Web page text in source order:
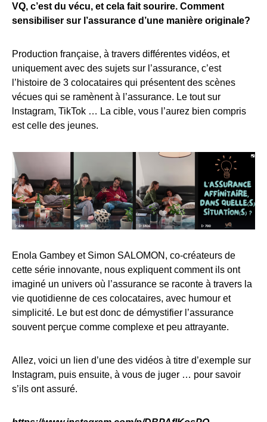
VQ, c’est du vécu, et cela fait sourire. Comment
sensibiliser sur l’assurance d’une manière originale?
Production française, à travers différentes vidéos, et
uniquement avec des sujets sur l’assurance, c’est
l’histoire de 3 colocataires qui présentent des scènes
vécues qui se ramènent à l’assurance. Le tout sur
lnstagram, TikTok … La cible, vous l’aurez bien compris
est celle des jeunes.
Enola Gambey et Simon SALOMON, co-créateurs de
cette série innovante, nous expliquent comment ils ont
imaginé un univers où l’assurance se raconte à travers la
vie quotidienne de ces colocataires, avec humour et
simplicité. Le but est donc de démystifier l’assurance
souvent perçue comme complexe et peu attrayante.
Allez, voici un lien d’une des vidéos à titre d’exemple sur
Instagram, puis ensuite, à vous de juger … pour savoir
s’ils ont assuré.